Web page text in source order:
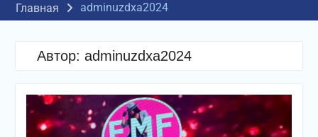
Главная adminuzdxa2024
Автор: adminuzdxa2024